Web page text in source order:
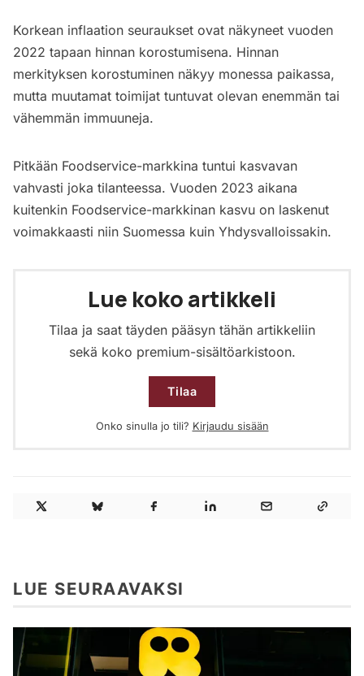
Korkean inflaation seuraukset ovat näkyneet vuoden
2022 tapaan hinnan korostumisena. Hinnan
merkityksen korostuminen näkyy monessa paikassa,
mutta muutamat toimijat tuntuvat olevan enemmän tai
vähemmän immuuneja.
Pitkään Foodservice-markkina tuntui kasvavan
vahvasti joka tilanteessa. Vuoden 2023 aikana
kuitenkin Foodservice-markkinan kasvu on laskenut
voimakkaasti niin Suomessa kuin Yhdysvalloissakin.
Lue koko artikkeli
Tilaa ja saat täyden pääsyn tähän artikkeliin
sekä koko premium-sisältöarkistoon.
Tilaa
Onko sinulla jo tili? Kirjaudu sisään
LUE SEURAAVAKSI